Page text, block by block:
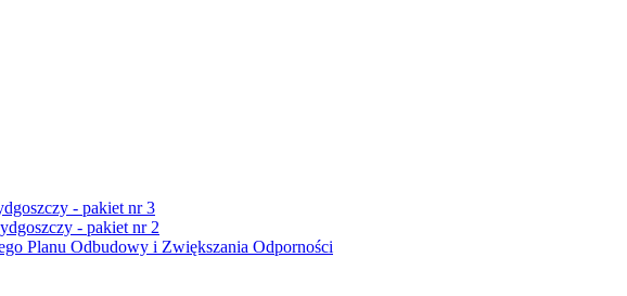
- pakiet nr 3
- pakiet nr 2
Planu Odbudowy i Zwiększania Odporności